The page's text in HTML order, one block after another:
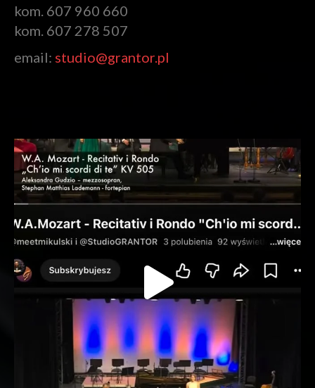
kom. 607 960 660
kom. 607 278 507
email: studio@grantor.pl